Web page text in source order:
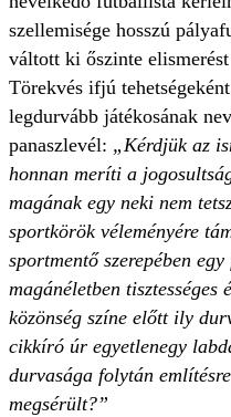
szellemisége hosszú
váltott ki őszinte
Törekvés ifjú
legdurvább játékosának
panaszlevél: „Kérdjük az
honnan meríti a
magának egy neki nem
sportkörök véleményére
sportmentő szerepében
magánéletben tisztességes
közönség színe előtt ily
cikkíró úr egyetlenegy
durvasága folytán
megsérült?”